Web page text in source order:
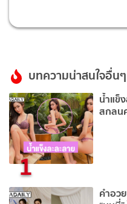
บทความน่าสนใจอื่นๆ
1
น้ำแข็
สกลน
คำอว